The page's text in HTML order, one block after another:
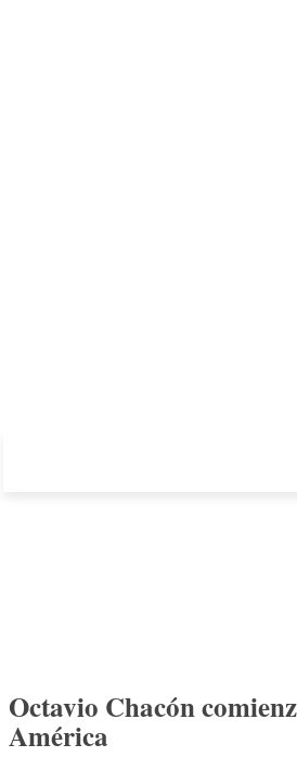
Octavio Chacón
América